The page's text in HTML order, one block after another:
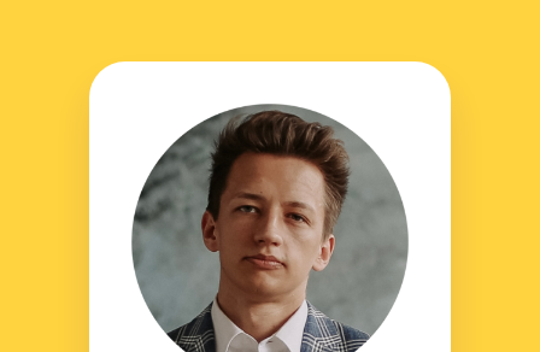
Скидки до конца мая
Успейте зафиксировать скидку
Подробнее